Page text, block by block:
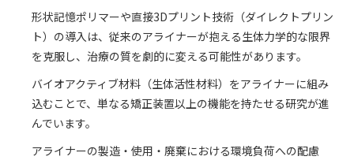
形状記憶ポリマーや直接3Dプリント技術（ダイレクトプリン
ト）の導入は、従来のアライナーが抱える生体力学的な限界
を克服し、治療の質を劇的に変える可能性があります。
バイオアクティブ材料（生体活性材料）をアライナーに組み
込むことで、単なる矯正装置以上の機能を持たせる研究が進
んでいます。
アライナーの製造・使用・廃棄における環境負荷への配慮